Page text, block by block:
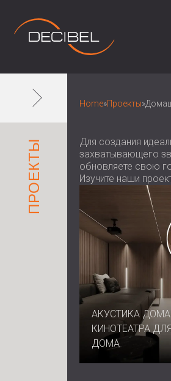
ПРОЕКТЫ
Home»Проекты»
Для создания
захватывающего
обновляете свою
Изучите наши
АКУСТИКА
КИНОТЕАТРА
ДОМА